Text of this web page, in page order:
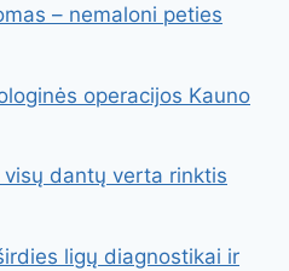
– nemaloni peties
operacijos Kauno
dantų verta rinktis
ligų diagnostikai ir